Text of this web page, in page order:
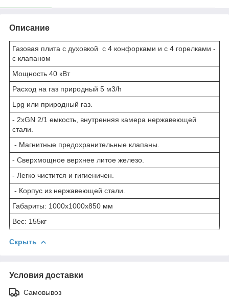
Описание
Газовая плита с духовкой с 4 конфорками и с 4 горелками -
с клапаном
Мощность 40 кВт
Расход на газ природный 5 м3/h
Lpg или природный газ.
- 2xGN 2/1 емкость, внутренняя камера нержавеющей
стали.
- Магнитные предохранительные клапаны.
- Сверхмощное верхнее литое железо.
- Легко чистится и гигиеничен.
- Корпус из нержавеющей стали.
Габариты: 1000x1000x850 мм
Вес: 155кг
Скрыть
Условия доставки
Самовывоз